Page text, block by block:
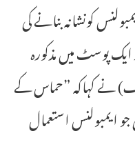
کونشانہ بنانے کی
پوسٹ میں مذکورہ
نے کہاکہ ”حماس کے
ایمبولنس استعمال